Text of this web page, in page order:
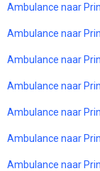
Ambulance naar
Ambulance naar
Ambulance naar
Ambulance naar
Ambulance naar
Ambulance naar
Ambulance naar